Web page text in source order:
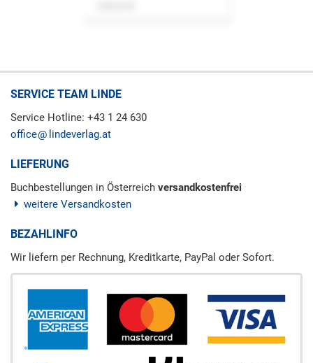
SERVICE TEAM LINDE
Service Hotline: +43 1 24 630
office
lindeverlag.at
LIEFERUNG
Buchbestellungen in Österreich versandkostenfrei
weitere Versandkosten
BEZAHLINFO
Wir liefern per Rechnung, Kreditkarte, PayPal oder Sofort.